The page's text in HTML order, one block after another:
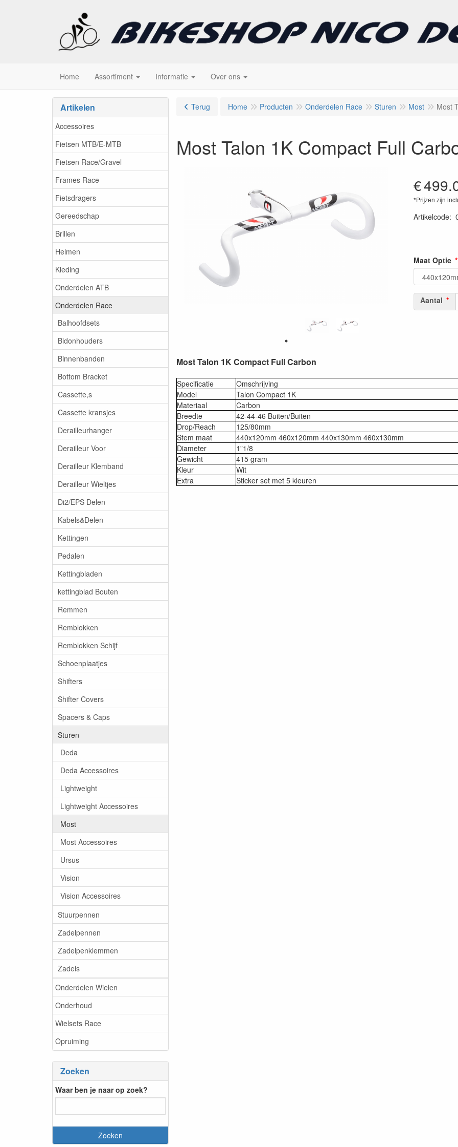
Home Assortiment Informatie Over ons
Artikelen
Accessoires
Fietsen MTB/E-MTB
Fietsen Race/Gravel
Frames Race
Fietsdragers
Gereedschap
Brillen
Helmen
Kleding
Onderdelen ATB
Onderdelen Race
Balhoofdsets
Bidonhouders
Binnenbanden
Bottom Bracket
Cassette,s
Cassette kransjes
Derailleurhanger
Derailleur Voor
Derailleur Klemband
Derailleur Wieltjes
Di2/EPS Delen
Kabels&Delen
Kettingen
Pedalen
Kettingbladen
kettingblad Bouten
Remmen
Remblokken
Remblokken Schijf
Schoenplaatjes
Shifters
Shifter Covers
Spacers & Caps
Sturen
Deda
Deda Accessoires
Lightweight
Lightweight Accessoires
Most
Most Accessoires
Ursus
Vision
Vision Accessoires
Stuurpennen
Zadelpennen
Zadelpenklemmen
Zadels
Onderdelen Wielen
Onderhoud
Wielsets Race
Opruiming
Zoeken
Waar ben je naar op zoek?
Terug Home Producten Onderdelen Race Sturen Most Most
Most Talon 1K Compact Full
€
*Prijzen zijn
Artikelcode:
Maat Optie
Aantal
Most Talon 1K Compact Full Carbon
Specificatie
Omschrijving
Model
Talon Compact 1K
Materiaal
Carbon
Breedte
42-44-46 Buiten/Buiten
Drop/Reach
125/80mm
Stem maat
440x120mm 460x120mm 440x130mm 460x130mm
Diameter
1”1/8
Gewicht
415 gram
Kleur
Wit
Extra
Sticker set met 5 kleuren